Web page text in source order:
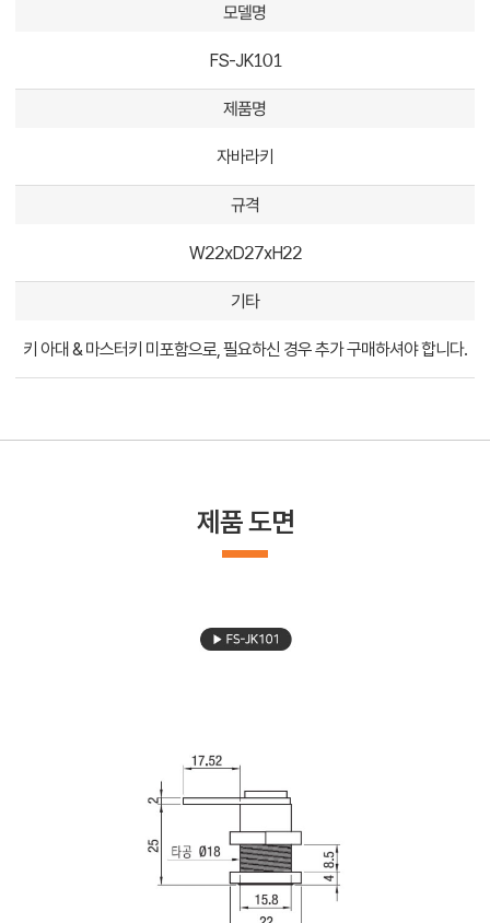
모델명
FS-JK101
제품명
자바라키
규격
W22xD27xH22
기타
키 아대 & 마스터키 미포함으로, 필요하신 경우 추가 구매하셔야 합니다.
제품 도면